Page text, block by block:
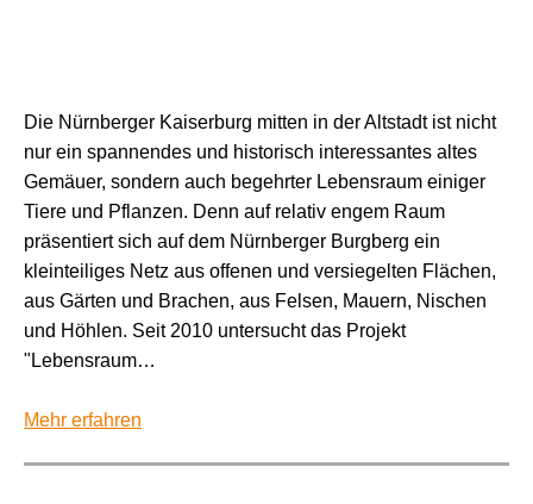
Die Nürnberger Kaiserburg mitten in der Altstadt ist nicht
nur ein spannendes und historisch interessantes altes
Gemäuer, sondern auch begehrter Lebensraum einiger
Tiere und Pflanzen. Denn auf relativ engem Raum
präsentiert sich auf dem Nürnberger Burgberg ein
kleinteiliges Netz aus offenen und versiegelten Flächen,
aus Gärten und Brachen, aus Felsen, Mauern, Nischen
und Höhlen. Seit 2010 untersucht das Projekt
"Lebensraum…
Mehr erfahren